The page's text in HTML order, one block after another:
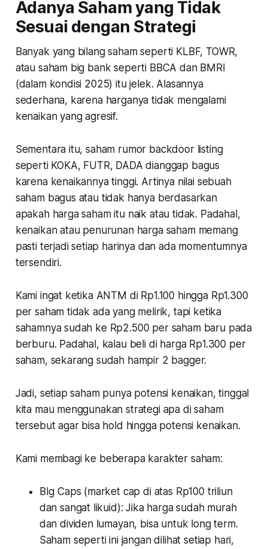
Adanya Saham yang Tidak
Sesuai dengan Strategi
Banyak yang bilang saham seperti KLBF, TOWR,
atau saham big bank seperti BBCA dan BMRI
(dalam kondisi 2025) itu jelek. Alasannya
sederhana, karena harganya tidak mengalami
kenaikan yang agresif.
Sementara itu, saham rumor backdoor listing
seperti KOKA, FUTR, DADA dianggap bagus
karena kenaikannya tinggi. Artinya nilai sebuah
saham bagus atau tidak hanya berdasarkan
apakah harga saham itu naik atau tidak. Padahal,
kenaikan atau penurunan harga saham memang
pasti terjadi setiap harinya dan ada momentumnya
tersendiri.
Kami ingat ketika ANTM di Rp1.100 hingga Rp1.300
per saham tidak ada yang melirik, tapi ketika
sahamnya sudah ke Rp2.500 per saham baru pada
berburu. Padahal, kalau beli di harga Rp1.300 per
saham, sekarang sudah hampir 2 bagger.
Jadi, setiap saham punya potensi kenaikan, tinggal
kita mau menggunakan strategi apa di saham
tersebut agar bisa hold hingga potensi kenaikan.
Kami membagi ke beberapa karakter saham:
BIg Caps (market cap di atas Rp100 triliun
dan sangat likuid): Jika harga sudah murah
dan dividen lumayan, bisa untuk long term.
Saham seperti ini jangan dilihat setiap hari,